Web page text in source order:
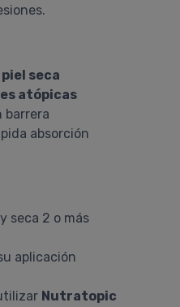
piel seca
atópicas
barrera
absorción
seca 2 o más
aplicación
Nutratopic